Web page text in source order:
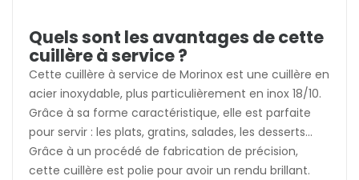
Quels sont les avantages de cette
cuillère à service ?
Cette cuillère à service de Morinox est une cuillère en
acier inoxydable, plus particulièrement en inox 18/10.
Grâce à sa forme caractéristique, elle est parfaite
pour servir : les plats, gratins, salades, les desserts...
Grâce à un procédé de fabrication de précision,
cette cuillère est polie pour avoir un rendu brillant.